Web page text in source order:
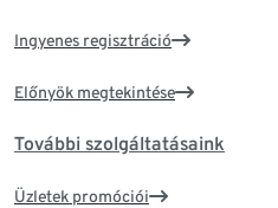
Ingyenes regisztráció
Előnyök megtekintése
További szolgáltatásaink
Üzletek promóciói